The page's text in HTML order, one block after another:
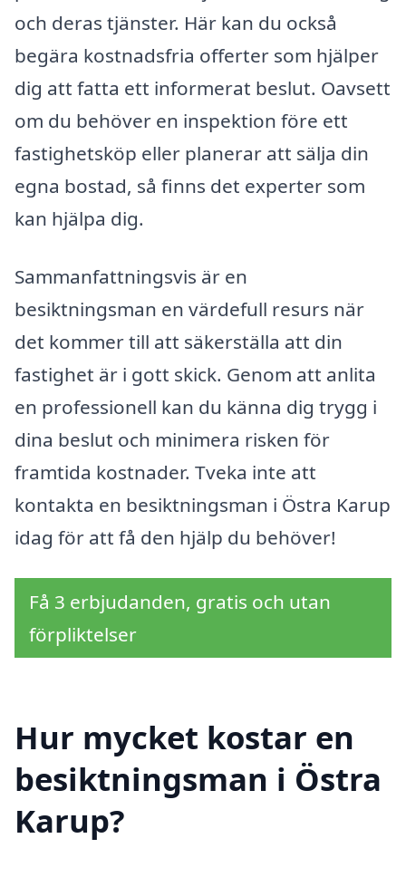
och deras tjänster. Här kan du också
begära kostnadsfria offerter som hjälper
dig att fatta ett informerat beslut. Oavsett
om du behöver en inspektion före ett
fastighetsköp eller planerar att sälja din
egna bostad, så finns det experter som
kan hjälpa dig.
Sammanfattningsvis är en
besiktningsman en värdefull resurs när
det kommer till att säkerställa att din
fastighet är i gott skick. Genom att anlita
en professionell kan du känna dig trygg i
dina beslut och minimera risken för
framtida kostnader. Tveka inte att
kontakta en besiktningsman i Östra Karup
idag för att få den hjälp du behöver!
Få 3 erbjudanden, gratis och utan
förpliktelser
Hur mycket kostar en
besiktningsman i Östra
Karup?